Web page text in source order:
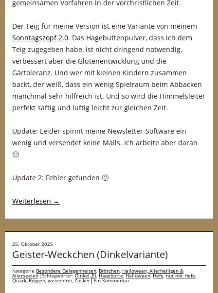
gemeinsamen Vorfahren in der vorchristlichen Zeit.
Der Teig für meine Version ist eine Variante von meinem
Sonntagszopf 2.0. Das Hagebuttenpulver, dass ich dem
Teig zugegeben habe, ist nicht dringend notwendig,
verbessert aber die Glutenentwicklung und die
Gärtoleranz. Und wer mit kleinen Kindern zusammen
backt, der weiß, dass ein wenig Spielraum beim Abbacken
manchmal sehr hilfreich ist. Und so wird die Himmelsleiter
perfekt saftig und luftig leicht zur gleichen Zeit.
Update: Leider spinnt meine Newsletter-Software ein
wenig und versendet keine Mails. Ich arbeite aber daran
🙂
Update 2: Fehler gefunden 🙂
Weiterlesen →
25. Oktober 2025
Geister-Weckchen (Dinkelvariante)
Kategorie Besondere Gelegenheiten, Brötchen, Halloween, Allerheiligen &
Allerseelen Schlagwörter:Dinkel,Ei, Hagebutte,Halloween,Hefe,nur mit Hefe,
Quark,Roggen, weizenfrei, Zucker Ein Kommentar